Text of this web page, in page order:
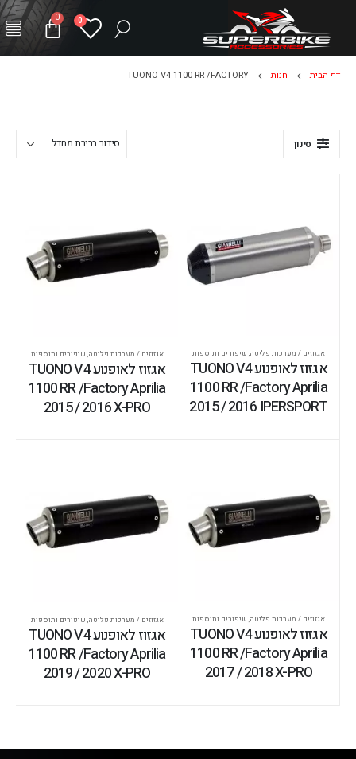
0
0
דף הבית חנות TUONO V4 1100 RR /FACTORY
סינון
אגזוזים / מערכות פליטה, שיפורים ותוספות
אגזוז לאופנוע TUONO V4
1100 RR /Factory Aprilia
2015 / 2016 IPERSPORT
אגזוזים / מערכות פליטה, שיפורים ותוספות
אגזוז לאופנוע TUONO V4
1100 RR /Factory Aprilia
2015 / 2016 X-PRO
אגזוזים / מערכות פליטה, שיפורים ותוספות
אגזוז לאופנוע TUONO V4
1100 RR /Factory Aprilia
2017 / 2018 X-PRO
אגזוזים / מערכות פליטה, שיפורים ותוספות
אגזוז לאופנוע TUONO V4
1100 RR /Factory Aprilia
2019 / 2020 X-PRO